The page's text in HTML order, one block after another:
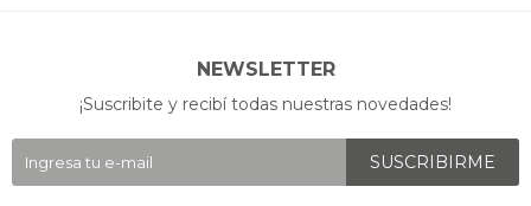
NEWSLETTER
¡Suscribite y recibí todas nuestras novedades!
SUSCRIBIRME